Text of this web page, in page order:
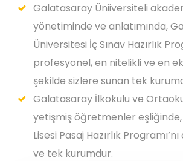
Galatasaray Üniiversiteli
yönetiminde ve anlatımında,
Üniversitesi İç Sınav Hazırlık
profesyonel, en nitelikli ve en
şekilde sizlere sunan tek
Galatasaray İlkokulu ve
yetişmiş öğretmenler
Lisesi Pasaj Hazırlık
ve tek kurumdur.